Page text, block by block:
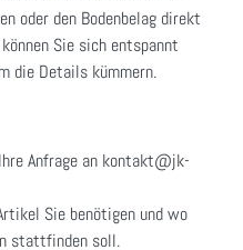
oder den Bodenbelag direkt
Sie sich entspannt
die Details kümmern.
Anfrage an kontakt@jk-
Sie benötigen und wo
stattfinden soll.